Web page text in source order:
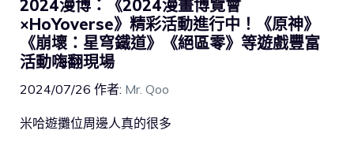
2024漫博：《2024漫畫博覽會
×HoYoverse》精彩活動進行中！《原神》
《崩壞：星穹鐵道》《絕區零》等遊戲豐富
活動嗨翻現場
2024/07/26 作者: Mr. Qoo
米哈遊攤位周邊人真的很多